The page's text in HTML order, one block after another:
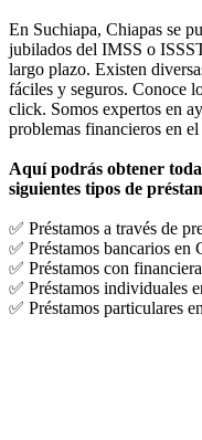
En Suchiapa, Chiapas se
jubilados del IMSS o
largo plazo. Existen
fáciles y seguros. Conoce
click. Somos expertos en
problemas financieros en
Aquí podrás obtener
siguientes tipos de
✅ Préstamos a través de
✅ Préstamos bancarios en
✅ Préstamos con
✅ Préstamos individuales
✅ Préstamos particulares